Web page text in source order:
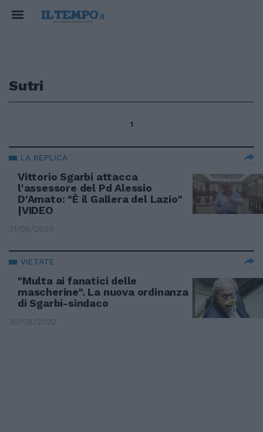
Sutri
1
LA REPLICA
Vittorio Sgarbi attacca
l'assessore del Pd Alessio
D'Amato: "È il Gallera del Lazio"
|VIDEO
31/08/2020
VIETATE
"Multa ai fanatici delle
mascherine". La nuova ordinanza
di Sgarbi-sindaco
30/08/2020